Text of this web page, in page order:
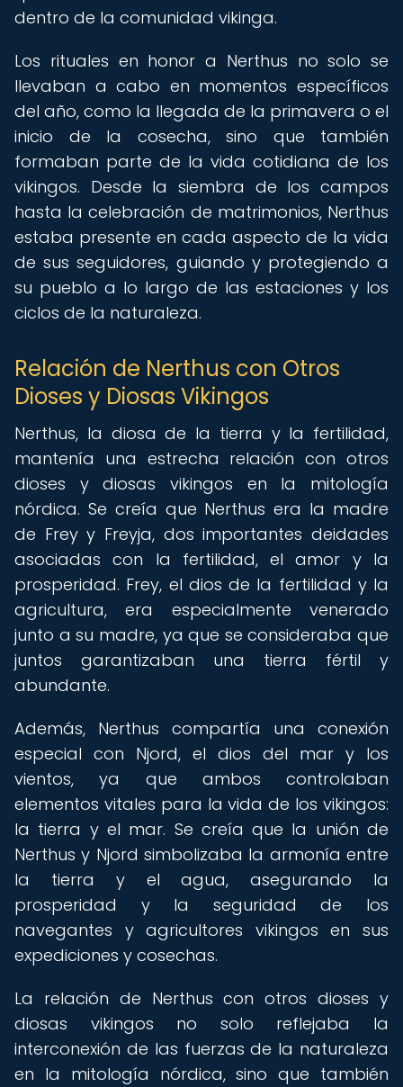
dentro de la comunidad vikinga.
Los rituales en honor a Nerthus no solo se
llevaban a cabo en momentos específicos
del año, como la llegada de la primavera o el
inicio de la cosecha, sino que también
formaban parte de la vida cotidiana de los
vikingos. Desde la siembra de los campos
hasta la celebración de matrimonios, Nerthus
estaba presente en cada aspecto de la vida
de sus seguidores, guiando y protegiendo a
su pueblo a lo largo de las estaciones y los
ciclos de la naturaleza.
Relación de Nerthus con Otros
Dioses y Diosas Vikingos
Nerthus, la diosa de la tierra y la fertilidad,
mantenía una estrecha relación con otros
dioses y diosas vikingos en la mitología
nórdica. Se creía que Nerthus era la madre
de Frey y Freyja, dos importantes deidades
asociadas con la fertilidad, el amor y la
prosperidad. Frey, el dios de la fertilidad y la
agricultura, era especialmente venerado
junto a su madre, ya que se consideraba que
juntos garantizaban una tierra fértil y
abundante.
Además, Nerthus compartía una conexión
especial con Njord, el dios del mar y los
vientos, ya que ambos controlaban
elementos vitales para la vida de los vikingos:
la tierra y el mar. Se creía que la unión de
Nerthus y Njord simbolizaba la armonía entre
la tierra y el agua, asegurando la
prosperidad y la seguridad de los
navegantes y agricultores vikingos en sus
expediciones y cosechas.
La relación de Nerthus con otros dioses y
diosas vikingos no solo reflejaba la
interconexión de las fuerzas de la naturaleza
en la mitología nórdica, sino que también